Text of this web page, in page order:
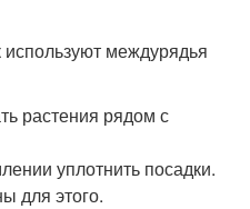
междурядья
растения рядом с
уплотнить посадки.
для этого.